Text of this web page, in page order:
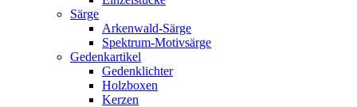
Särge
Arkenwald-Särge
Spektrum-Motivsärge
Gedenkartikel
Gedenklichter
Holzboxen
Kerzen